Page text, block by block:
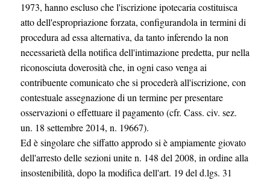
1973, hanno escluso che l'iscrizione ipotecaria costituisca
atto dell'espropriazione forzata, configurandola in termini di
procedura ad essa alternativa, da tanto inferendo la non
necessarietà della notifica dell'intimazione predetta, pur nella
riconosciuta doverosità che, in ogni caso venga ai
contribuente comunicato che si procederà all'iscrizione, con
contestuale assegnazione di un termine per presentare
osservazioni o effettuare il pagamento (cfr. Cass. civ. sez.
un. 18 settembre 2014, n. 19667).
Ed è singolare che siffatto approdo si è ampiamente giovato
dell'arresto delle sezioni unite n. 148 del 2008, in ordine alla
insostenibilità, dopo la modifica dell'art. 19 del d.lgs. 31